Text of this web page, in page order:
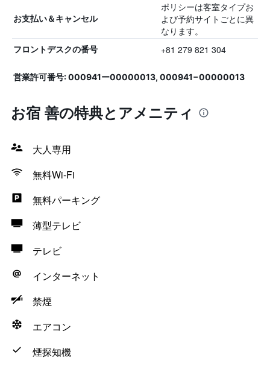
お支払い＆キャンセル
ポリシーは客室タイプお
よび予約サイトごとに異
なります。
フロントデスクの番号 +81 279 821 304
営業許可番号: 000941ー00000013, 000941−00000013
お宿 善の特典とアメニティ
大人専用
無料Wi-Fi
無料パーキング
薄型テレビ
テレビ
インターネット
禁煙
エアコン
煙探知機